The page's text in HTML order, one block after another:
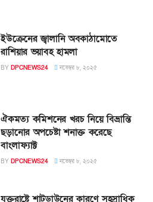
ইউক্রেনের জ্বালানি অবকাঠামোতে
রাশিয়ার ভয়াবহ হামলা
BY DPCNEWS24 নভেম্বর ৮, ২০২৫
ঐকমত্য কমিশনের খরচ নিয়ে বিভ্রান্তি
ছড়ানোর অপচেষ্টা শনাক্ত করেছে
বাংলাফ্যাক্ট
BY DPCNEWS24 নভেম্বর ৮, ২০২৫
যুক্তরাষ্ট্রে শাটডাউনের কারণে সহস্রাধিক